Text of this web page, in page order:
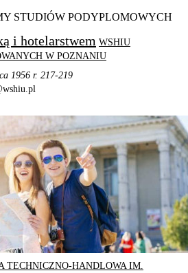
STUDIÓW PODYPLOMOWYCH
i hotelarstwem WSHIU
W POZNANIU
1956 r. 217-219
TECHNICZNO-HANDLOWA IM.